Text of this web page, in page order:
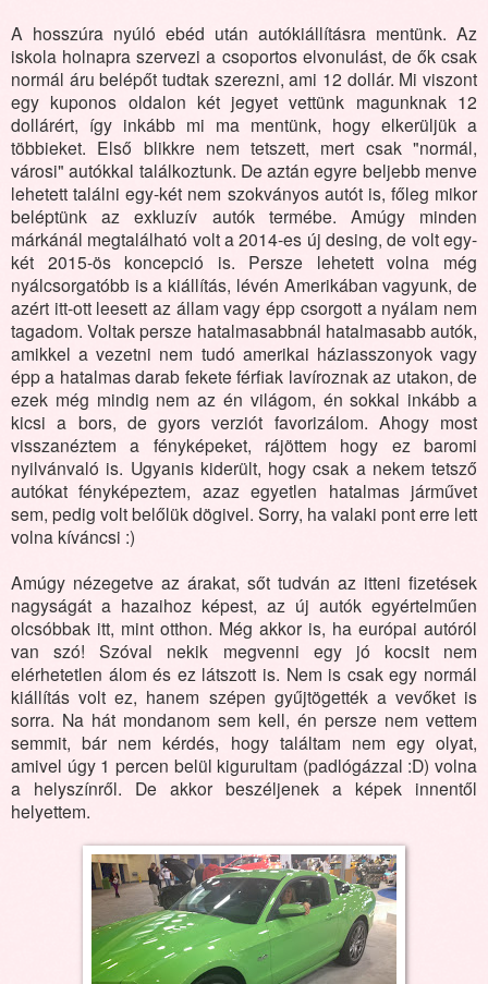
A hosszúra nyúló ebéd után autókiállításra mentünk. Az
iskola holnapra szervezi a csoportos elvonulást, de ők csak
normál áru belépőt tudtak szerezni, ami 12 dollár. Mi viszont
egy kuponos oldalon két jegyet vettünk magunknak 12
dollárért, így inkább mi ma mentünk, hogy elkerüljük a
többieket. Első blikkre nem tetszett, mert csak "normál,
városi" autókkal találkoztunk. De aztán egyre beljebb menve
lehetett találni egy-két nem szokványos autót is, főleg mikor
beléptünk az exkluzív autók termébe. Amúgy minden
márkánál megtalálható volt a 2014-es új desing, de volt egy-
két 2015-ös koncepció is. Persze lehetett volna még
nyálcsorgatóbb is a kiállítás, lévén Amerikában vagyunk, de
azért itt-ott leesett az állam vagy épp csorgott a nyálam nem
tagadom. Voltak persze hatalmasabbnál hatalmasabb autók,
amikkel a vezetni nem tudó amerikai háziasszonyok vagy
épp a hatalmas darab fekete férfiak lavíroznak az utakon, de
ezek még mindig nem az én világom, én sokkal inkább a
kicsi a bors, de gyors verziót favorizálom. Ahogy most
visszanéztem a fényképeket, rájöttem hogy ez baromi
nyilvánvaló is. Ugyanis kiderült, hogy csak a nekem tetsző
autókat fényképeztem, azaz egyetlen hatalmas járművet
sem, pedig volt belőlük dögivel. Sorry, ha valaki pont erre lett
volna kíváncsi :)
Amúgy nézegetve az árakat, sőt tudván az itteni fizetések
nagyságát a hazaihoz képest, az új autók egyértelműen
olcsóbbak itt, mint otthon. Még akkor is, ha európai autóról
van szó! Szóval nekik megvenni egy jó kocsit nem
elérhetetlen álom és ez látszott is. Nem is csak egy normál
kiállítás volt ez, hanem szépen gyűjtögették a vevőket is
sorra. Na hát mondanom sem kell, én persze nem vettem
semmit, bár nem kérdés, hogy találtam nem egy olyat,
amivel úgy 1 percen belül kigurultam (padlógázzal :D) volna
a helyszínről. De akkor beszéljenek a képek innentől
helyettem.